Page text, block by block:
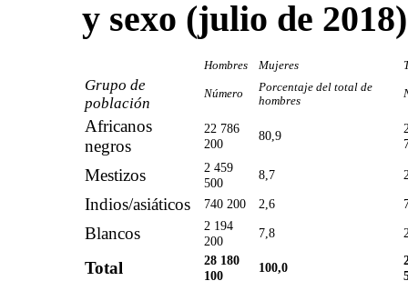
y sexo (julio de 2018)
Hombres Mujeres
Grupo de
población
Número
Porcentaje del total de
hombres
Africanos
negros
22 786
200
80,9
Mestizos
2 459
500
8,7
Indios/asiáticos 740 200 2,6
Blancos
2 194
200
7,8
Total
28 180
100
100,0